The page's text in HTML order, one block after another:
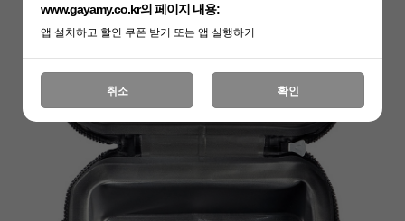
www.gayamy.co.kr의 페이지 내용:
앱 설치하고 할인 쿠폰 받기 또는 앱 실행하기
취소 확인